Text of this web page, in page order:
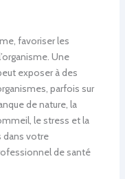
favoriser les
Une
exposer à des
parfois sur
de nature, la
le stress et la
dans votre
de santé